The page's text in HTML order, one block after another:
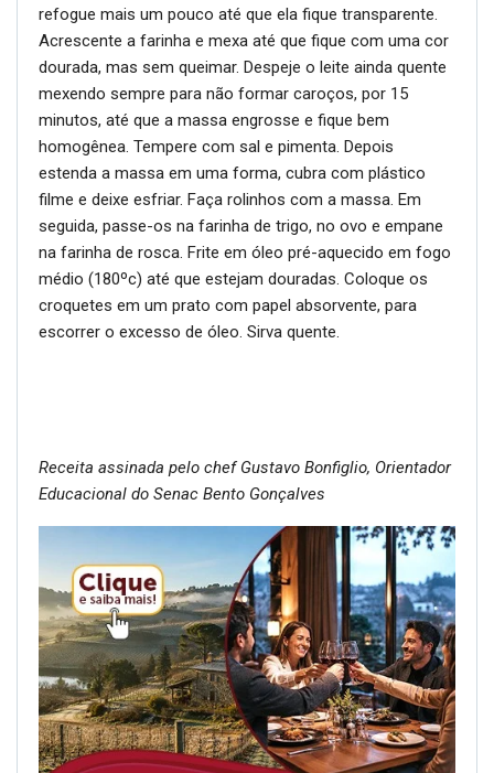
refogue mais um pouco até que ela fique transparente.
Acrescente a farinha e mexa até que fique com uma cor
dourada, mas sem queimar. Despeje o leite ainda quente
mexendo sempre para não formar caroços, por 15
minutos, até que a massa engrosse e fique bem
homogênea. Tempere com sal e pimenta. Depois
estenda a massa em uma forma, cubra com plástico
filme e deixe esfriar. Faça rolinhos com a massa. Em
seguida, passe-os na farinha de trigo, no ovo e empane
na farinha de rosca. Frite em óleo pré-aquecido em fogo
médio (180ºc) até que estejam douradas. Coloque os
croquetes em um prato com papel absorvente, para
escorrer o excesso de óleo. Sirva quente.
Receita assinada pelo chef Gustavo Bonfiglio, Orientador
Educacional do Senac Bento Gonçalves